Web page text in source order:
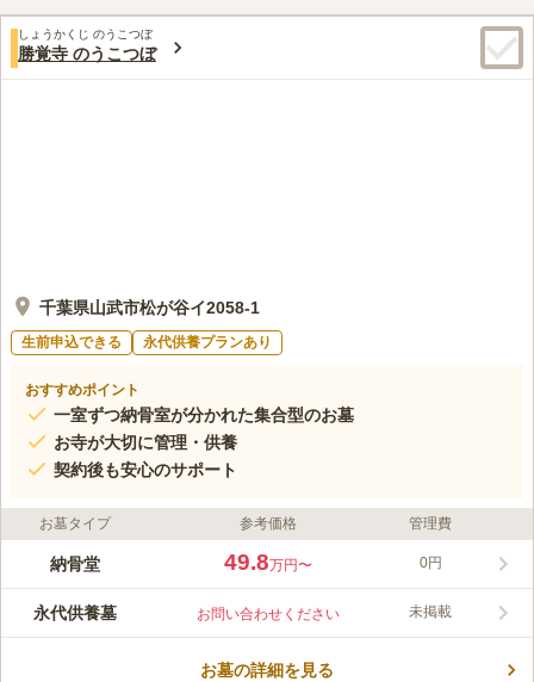
しょうかくじ のうこつぼ
勝覚寺 のうこつぼ
千葉県山武市松が谷イ2058-1
生前申込できる 永代供養プランあり
おすすめポイント
一室ずつ納骨室が分かれた集合型のお墓
お寺が大切に管理・供養
契約後も安心のサポート
お墓タイプ 参考価格 管理費
納骨堂 49.8万円〜 0円
永代供養墓 お問い合わせください 未掲載
お墓の詳細を見る